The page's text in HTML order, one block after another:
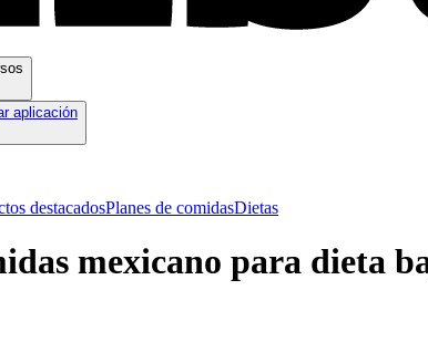
aplicación
destacadosPlanes de comidasDietas
mexicano para dieta